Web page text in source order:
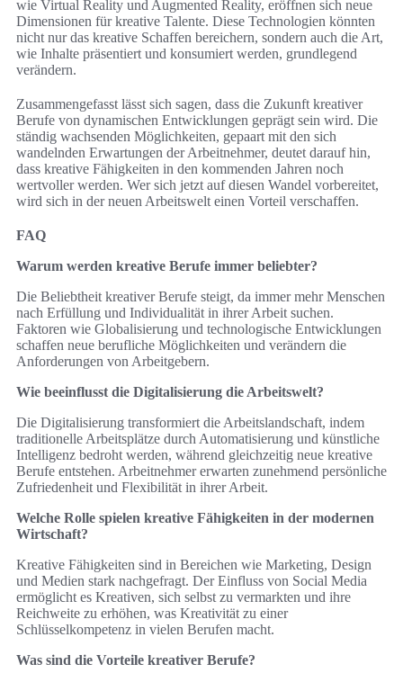
wie Virtual Reality und Augmented Reality, eröffnen sich neue
Dimensionen für kreative Talente. Diese Technologien könnten
nicht nur das kreative Schaffen bereichern, sondern auch die Art,
wie Inhalte präsentiert und konsumiert werden, grundlegend
verändern.
Zusammengefasst lässt sich sagen, dass die Zukunft kreativer
Berufe von dynamischen Entwicklungen geprägt sein wird. Die
ständig wachsenden Möglichkeiten, gepaart mit den sich
wandelnden Erwartungen der Arbeitnehmer, deutet darauf hin,
dass kreative Fähigkeiten in den kommenden Jahren noch
wertvoller werden. Wer sich jetzt auf diesen Wandel vorbereitet,
wird sich in der neuen Arbeitswelt einen Vorteil verschaffen.
FAQ
Warum werden kreative Berufe immer beliebter?
Die Beliebtheit kreativer Berufe steigt, da immer mehr Menschen
nach Erfüllung und Individualität in ihrer Arbeit suchen.
Faktoren wie Globalisierung und technologische Entwicklungen
schaffen neue berufliche Möglichkeiten und verändern die
Anforderungen von Arbeitgebern.
Wie beeinflusst die Digitalisierung die Arbeitswelt?
Die Digitalisierung transformiert die Arbeitslandschaft, indem
traditionelle Arbeitsplätze durch Automatisierung und künstliche
Intelligenz bedroht werden, während gleichzeitig neue kreative
Berufe entstehen. Arbeitnehmer erwarten zunehmend persönliche
Zufriedenheit und Flexibilität in ihrer Arbeit.
Welche Rolle spielen kreative Fähigkeiten in der modernen
Wirtschaft?
Kreative Fähigkeiten sind in Bereichen wie Marketing, Design
und Medien stark nachgefragt. Der Einfluss von Social Media
ermöglicht es Kreativen, sich selbst zu vermarkten und ihre
Reichweite zu erhöhen, was Kreativität zu einer
Schlüsselkompetenz in vielen Berufen macht.
Was sind die Vorteile kreativer Berufe?